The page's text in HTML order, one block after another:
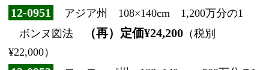
12-0951
アジア州 108×140cm 1,200万分の1
ボンヌ図法
（再）定価¥24,200（税別
¥22,000）